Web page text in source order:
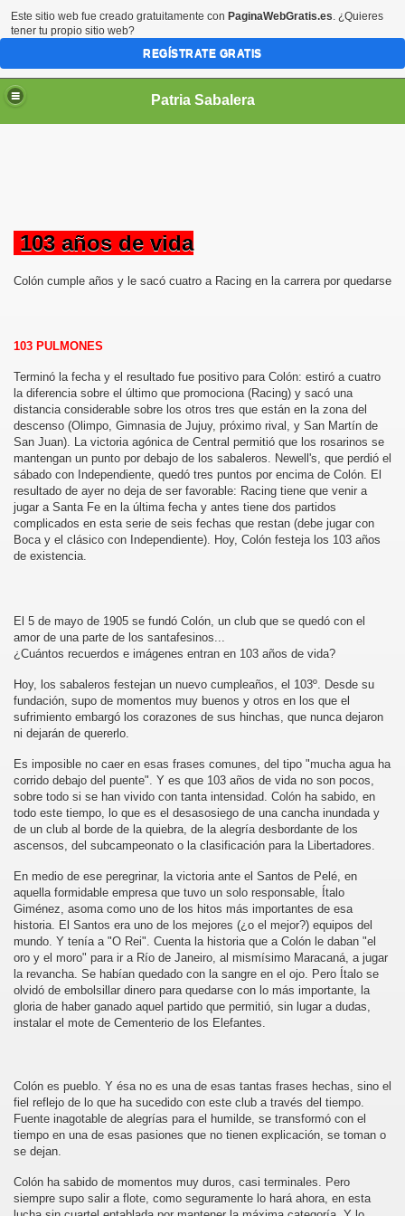
Patria Sabalera
103 años de vida
Colón cumple años y le sacó cuatro a Racing en la carrera por quedarse
103 PULMONES
Terminó la fecha y el resultado fue positivo para Colón: estiró a cuatro
la diferencia sobre el último que promociona (Racing) y sacó una
distancia considerable sobre los otros tres que están en la zona del
descenso (Olimpo, Gimnasia de Jujuy, próximo rival, y San Martín de
San Juan). La victoria agónica de Central permitió que los rosarinos se
mantengan un punto por debajo de los sabaleros. Newell's, que perdió el
sábado con Independiente, quedó tres puntos por encima de Colón. El
resultado de ayer no deja de ser favorable: Racing tiene que venir a
jugar a Santa Fe en la última fecha y antes tiene dos partidos
complicados en esta serie de seis fechas que restan (debe jugar con
Boca y el clásico con Independiente). Hoy, Colón festeja los 103 años
de existencia.
El 5 de mayo de 1905 se fundó Colón, un club que se quedó con el
amor de una parte de los santafesinos...
¿Cuántos recuerdos e imágenes entran en 103 años de vida?
Hoy, los sabaleros festejan un nuevo cumpleaños, el 103º. Desde su
fundación, supo de momentos muy buenos y otros en los que el
sufrimiento embargó los corazones de sus hinchas, que nunca dejaron
ni dejarán de quererlo.
Es imposible no caer en esas frases comunes, del tipo "mucha agua ha
corrido debajo del puente". Y es que 103 años de vida no son pocos,
sobre todo si se han vivido con tanta intensidad. Colón ha sabido, en
todo este tiempo, lo que es el desasosiego de una cancha inundada y
de un club al borde de la quiebra, de la alegría desbordante de los
ascensos, del subcampeonato o la clasificación para la Libertadores.
En medio de ese peregrinar, la victoria ante el Santos de Pelé, en
aquella formidable empresa que tuvo un solo responsable, Ítalo
Giménez, asoma como uno de los hitos más importantes de esa
historia. El Santos era uno de los mejores (¿o el mejor?) equipos del
mundo. Y tenía a "O Rei". Cuenta la historia que a Colón le daban "el
oro y el moro" para ir a Río de Janeiro, al mismísimo Maracaná, a jugar
la revancha. Se habían quedado con la sangre en el ojo. Pero Ítalo se
olvidó de embolsillar dinero para quedarse con lo más importante, la
gloria de haber ganado aquel partido que permitió, sin lugar a dudas,
instalar el mote de Cementerio de los Elefantes.
Colón es pueblo. Y ésa no es una de esas tantas frases hechas, sino el
fiel reflejo de lo que ha sucedido con este club a través del tiempo.
Fuente inagotable de alegrías para el humilde, se transformó con el
tiempo en una de esas pasiones que no tienen explicación, se toman o
se dejan.
Colón ha sabido de momentos muy duros, casi terminales. Pero
siempre supo salir a flote, como seguramente lo hará ahora, en esta
Este sitio web fue creado gratuitamente con PaginaWebGratis.es. ¿Quieres
tener tu propio sitio web?
REGÍSTRATE GRATIS